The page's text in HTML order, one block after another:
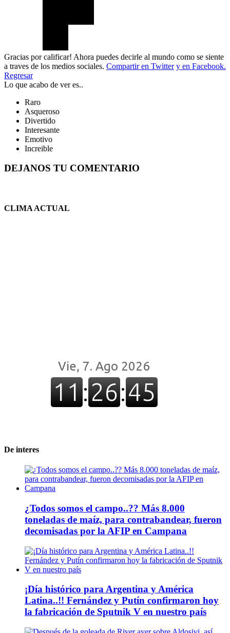
Gracias por calificar! Ahora puedes decirle al mundo como se siente
a traves de los medios sociales. Compartir en Twitter y en Facebook.
Regresar
Lo que acabo de ver es..
Raro
Asqueroso
Divertido
Interesante
Emotivo
Increible
DEJANOS TU COMENTARIO
CLIMA ACTUAL
De interes
¿Todos somos el campo..?? Más 8.000
toneladas de maíz, para contrabandear, fueron
decomisadas por la AFIP en Campana
¡Día histórico para Argentina y América
Latina..!! Fernández y Putín confirmaron hoy
la fabricación de Sputnik V en nuestro país